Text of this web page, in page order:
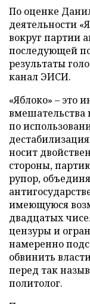
По оценке
деятельности
вокруг партии
последующей
результаты
канал ЭИСИ.
«Яблоко» – это
вмешательства
по
носит
стороны,
рупор,
имеющуюся
двадцатых
цензуры и
намеренно
обвинить
перед так
политолог.